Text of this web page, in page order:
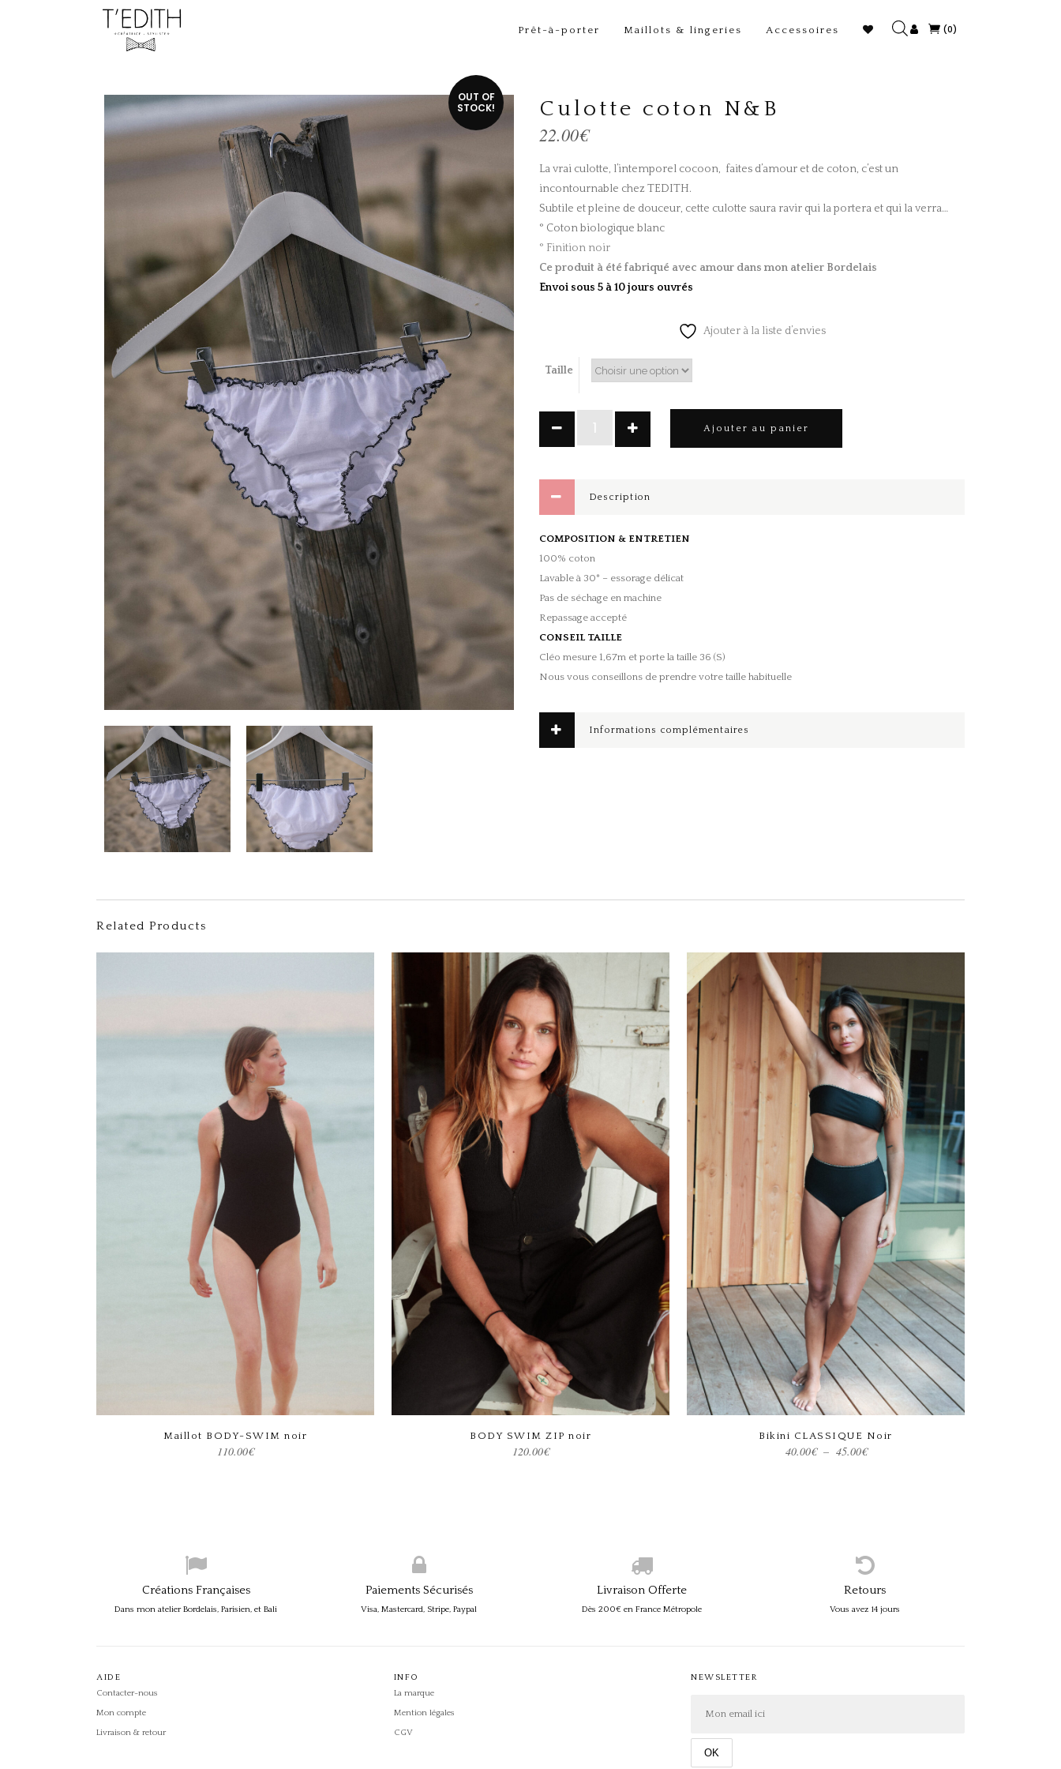
Prêt-à-porter Maillots & lingeries Accessoires (0)
OUT OF
STOCK!
Culotte coton N&B
22.00€
La vrai culotte, l’intemporel cocoon, faites d’amour et de coton, c’est un
incontournable chez TEDITH.
Subtile et pleine de douceur, cette culotte saura ravir qui la portera et qui la verra…
° Coton biologique blanc
° Finition noir
Ce produit à été fabriqué avec amour dans mon atelier Bordelais
Envoi sous 5 à 10 jours ouvrés
Ajouter à la liste d’envies
Taille
quantity
Ajouter au panier
Description
COMPOSITION & ENTRETIEN
100% coton
Lavable à 30° – essorage délicat
Pas de séchage en machine
Repassage accepté
CONSEIL TAILLE
Cléo mesure 1,67m et porte la taille 36 (S)
Nous vous conseillons de prendre votre taille habituelle
Informations complémentaires
Related Products
Choix des options
Ce produit a plusieurs variations. Les options peuvent être choisies sur la page du produit
Maillot BODY-SWIM noir
110.00€
Choix des options
Ce produit a plusieurs variations. Les options peuvent être choisies sur la page du produit
BODY SWIM ZIP noir
120.00€
Choix des options
Ce produit a plusieurs variations. Les options peuvent être choisies sur la page du produit
Bikini CLASSIQUE Noir
40.00€ – 45.00€Plage
Créations Françaises
Dans mon atelier Bordelais, Parisien, et Bali
Paiements Sécurisés
Visa, Mastercard, Stripe, Paypal
Livraison Offerte
Dès 200€ en France Métropole
Retours
Vous avez 14 jours
AIDE
Contacter-nous
Mon compte
Livraison & retour
INFO
La marque
Mention légales
CGV
NEWSLETTER